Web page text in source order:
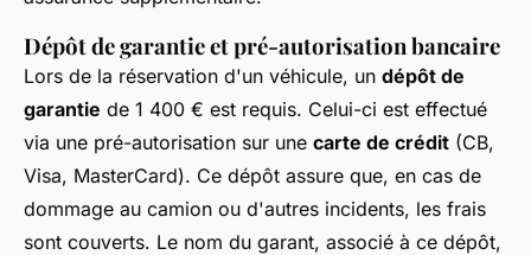
Dépôt de garantie et pré-autorisation bancaire
Lors de la réservation d'un véhicule, un dépôt de
garantie de 1 400 € est requis. Celui-ci est effectué
via une pré-autorisation sur une carte de crédit (CB,
Visa, MasterCard). Ce dépôt assure que, en cas de
dommage au camion ou d'autres incidents, les frais
sont couverts. Le nom du garant, associé à ce dépôt,